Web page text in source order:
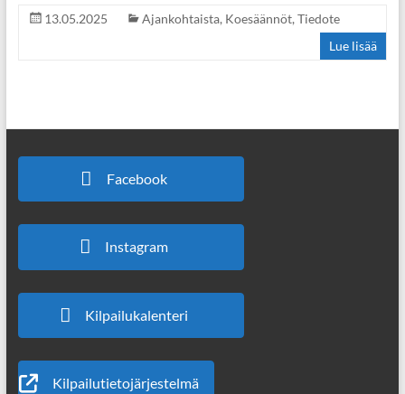
13.05.2025 Ajankohtaista, Koesäännöt, Tiedote
Lue lisää
Facebook
Instagram
Kilpailukalenteri
Kilpailutietojärjestelmä